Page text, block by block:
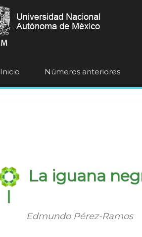
Inicio Números anteriores
La iguana
Edmundo Pérez-Ramos